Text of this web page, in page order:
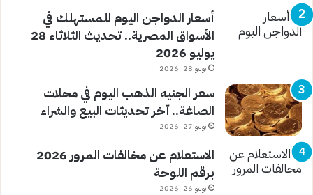
أسعار الدواجن اليوم للمستهلك في
الأسواق المصرية.. تحديث الثلاثاء 28
يوليو 2026
يوليو 28, 2026
سعر الجنيه الذهب اليوم في محلات
الصاغة.. آخر تحديثات البيع والشراء
يوليو 27, 2026
الاستعلام عن مخالفات المرور 2026
برقم اللوحة
يوليو 26, 2026